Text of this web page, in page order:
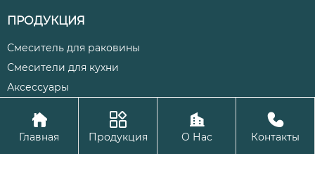
ПРОДУКЦИЯ
Смеситель для раковины
Смесители для кухни
Аксессуары
Авторское право©ООО Цюаньчжоу Шэнхуа Кухня и ванная
комната

Главная

Продукция

О Нас

Контакты